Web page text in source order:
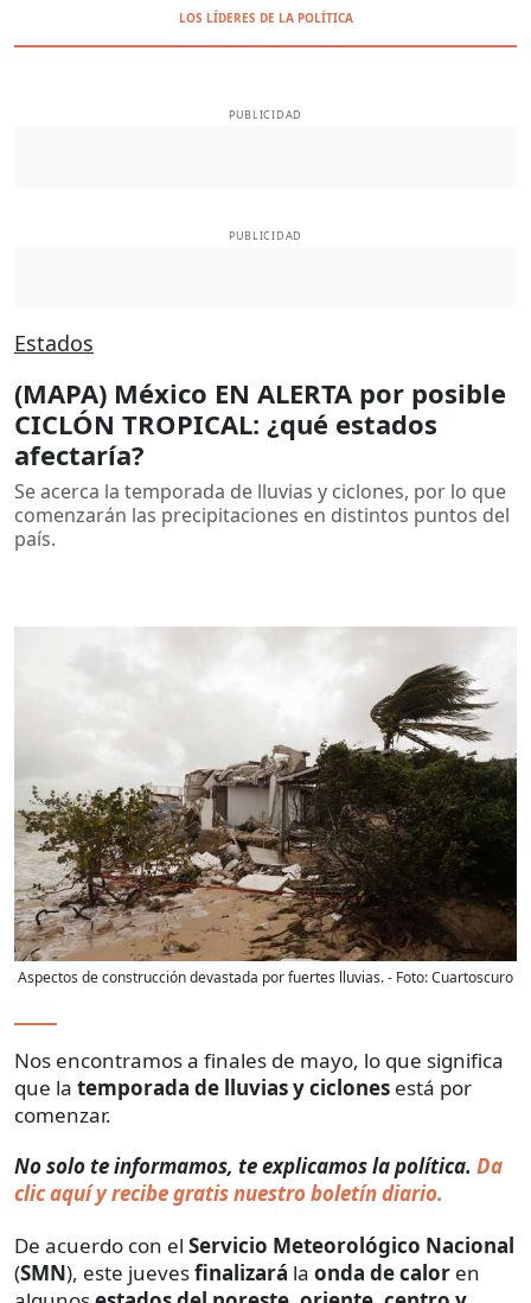
LOS LÍDERES DE LA POLÍTICA
PUBLICIDAD
PUBLICIDAD
Estados
(MAPA) México EN ALERTA por posible
CICLÓN TROPICAL: ¿qué estados
afectaría?
Se acerca la temporada de lluvias y ciclones, por lo que
comenzarán las precipitaciones en distintos puntos del
país.
Aspectos de construcción devastada por fuertes lluvias.- Foto:Cuartoscuro
Nos encontramos a finales de mayo, lo que significa
que la temporada de lluvias y ciclones está por
comenzar.
No solo te informamos, te explicamos la política. Da
clic aquí y recibe gratis nuestro boletín diario.
De acuerdo con el Servicio Meteorológico Nacional
(SMN), este juevesfinalizará la onda de calor en